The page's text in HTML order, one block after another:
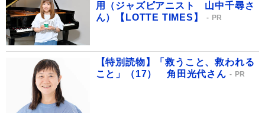
用（ジャズピアニスト 山中千尋さ
ん）【LOTTE TIMES】
PR
【特別読物】「救うこと、救われる
こと」（17） 角田光代さん
PR